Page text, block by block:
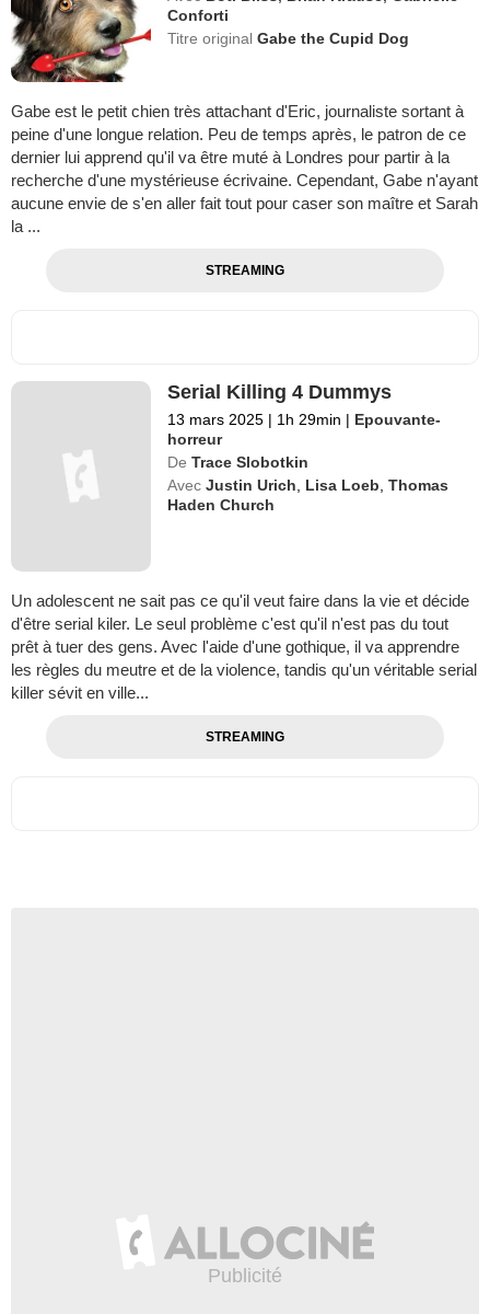
Conforti
Titre originalGabe the Cupid Dog
Gabe est le petit chien très attachant d'Eric, journaliste sortant à
peine d'une longue relation. Peu de temps après, le patron de ce
dernier lui apprend qu'il va être muté à Londres pour partir à la
recherche d'une mystérieuse écrivaine. Cependant, Gabe n'ayant
aucune envie de s'en aller fait tout pour caser son maître et Sarah
la ...
STREAMING
Serial Killing 4 Dummys
13 mars 2025 | 1h 29min | Epouvante-
horreur
De Trace Slobotkin
Avec Justin Urich Lisa Loeb ,Thomas
Haden Church
Un adolescent ne sait pas ce qu'il veut faire dans la vie et décide
d'être serial kiler. Le seul problème c'est qu'il n'est pas du tout
prêt à tuer des gens. Avec l'aide d'une gothique, il va apprendre
les règles du meutre et de la violence, tandis qu'un véritable serial
killer sévit en ville...
STREAMING